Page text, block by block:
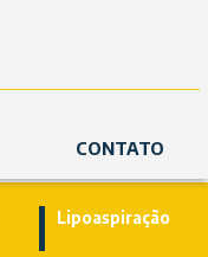
CONTATO
Lipoaspiração